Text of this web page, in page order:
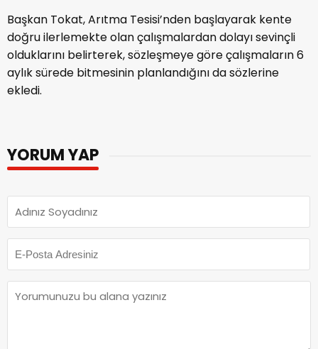
Başkan Tokat, Arıtma Tesisi’nden başlayarak kente
doğru ilerlemekte olan çalışmalardan dolayı sevinçli
olduklarını belirterek, sözleşmeye göre çalışmaların 6
aylık sürede bitmesinin planlandığını da sözlerine
ekledi.
YORUM YAP